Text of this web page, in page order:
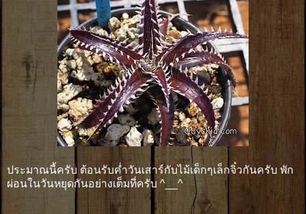
ประมาณนี้ครับ ต้อนรับค่ำวันเสาร์กับไม้เด็กๆเล็กจิ๋วกันครับ พัก
ผ่อนในวันหยุดกันอย่างเต็มที่ครับ ^__^